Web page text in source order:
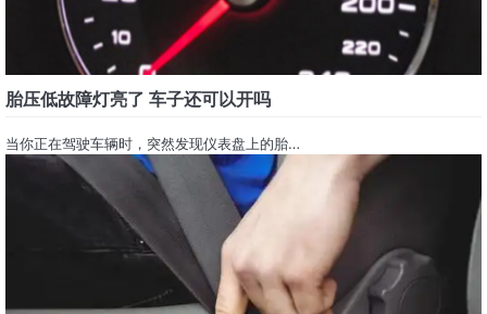
胎压低故障灯亮了 车子还可以开吗
当你正在驾驶车辆时，突然发现仪表盘上的胎…